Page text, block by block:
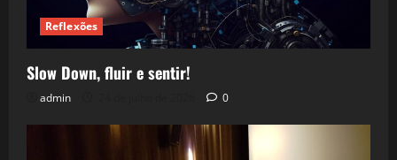
Reflexões
Slow Down, fluir e sentir!
admin 0